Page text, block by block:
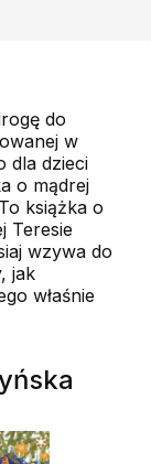
do
w
dla dzieci
o mądrej
książka o
Teresie
wzywa do
jak
właśnie